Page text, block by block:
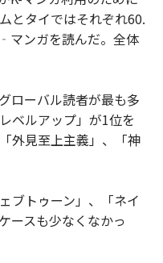
とタイではそれぞれ60.
マンガを読んだ。全体
ローバル読者が最も多
ベルアップ」が1位を
外見至上主義」、「神
ブトゥーン」、「ネイ
ースも少なくなかっ